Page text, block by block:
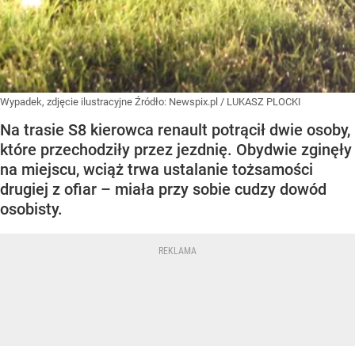
Wypadek, zdjęcie ilustracyjne Źródło: Newspix.pl / LUKASZ PLOCKI
Na trasie S8 kierowca renault potrącił dwie osoby,
które przechodziły przez jezdnię. Obydwie zginęły
na miejscu, wciąż trwa ustalanie tożsamości
drugiej z ofiar – miała przy sobie cudzy dowód
osobisty.